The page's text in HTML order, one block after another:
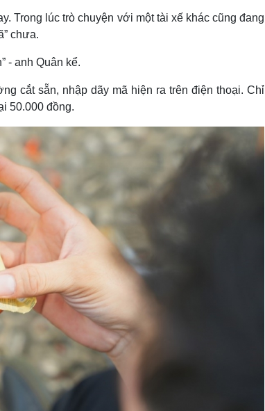
Trong lúc trò chuyện với một tài xế khác cũng đang
chưa.
- anh Quân kể.
cắt sẵn, nhập dãy mã hiện ra trên điện thoại. Chỉ
50.000 đồng.